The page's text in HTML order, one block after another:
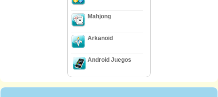
Mahjong
Arkanoid
Android Juegos